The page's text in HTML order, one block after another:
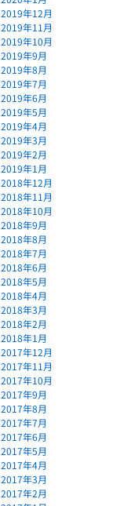
2019年12月
2019年11月
2019年10月
2019年9月
2019年8月
2019年7月
2019年6月
2019年5月
2019年4月
2019年3月
2019年2月
2019年1月
2018年12月
2018年11月
2018年10月
2018年9月
2018年8月
2018年7月
2018年6月
2018年5月
2018年4月
2018年3月
2018年2月
2018年1月
2017年12月
2017年11月
2017年10月
2017年9月
2017年8月
2017年7月
2017年6月
2017年5月
2017年4月
2017年3月
2017年2月